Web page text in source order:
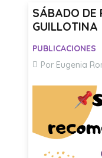
SÁBADO DE
GUILLOTINA
PUBLICACIONES
Por Eugenia